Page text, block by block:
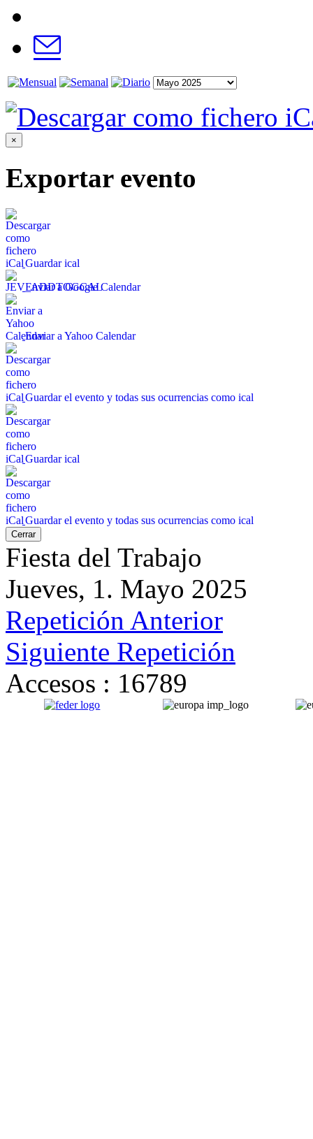
×
Exportar evento
Guardar ical
Enviar a Google Calendar
Enviar a Yahoo Calendar
Guardar el evento y todas sus ocurrencias como ical
Guardar ical
Guardar el evento y todas sus ocurrencias como ical
Cerrar
Fiesta del Trabajo
Jueves, 1. Mayo 2025
Repetición Anterior
Siguiente Repetición
Accesos : 16789